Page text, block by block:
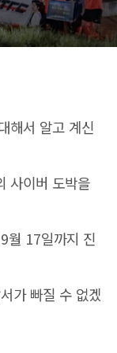
해서 알고 계신
사이버 도박을
월 17일까지 진
가 빠질 수 없겠